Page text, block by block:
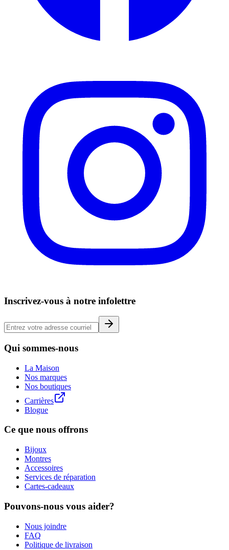
Inscrivez-vous à notre infolettre
Qui sommes-nous
La Maison
Nos marques
Nos boutiques
Carrières
Blogue
Ce que nous offrons
Bijoux
Montres
Accessoires
Services de réparation
Cartes-cadeaux
Pouvons-nous vous aider?
Nous joindre
FAQ
Politique de livraison